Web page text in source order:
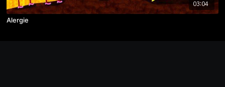
03:04
Alergie